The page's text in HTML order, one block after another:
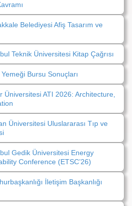
Belediyesi Afiş Tasarım ve
Teknik Üniversitesi Kitap Çağrısı
Bursu Sonuçları
Üniversitesi ATI 2026: Architecture,
Üniversitesi Uluslararası Tıp ve
Gedik Üniversitesi Energy
Conference (ETSC’26)
İletişim Başkanlığı